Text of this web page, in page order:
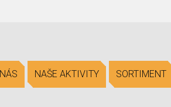
NAŠE AKTIVITY SORTIMENT